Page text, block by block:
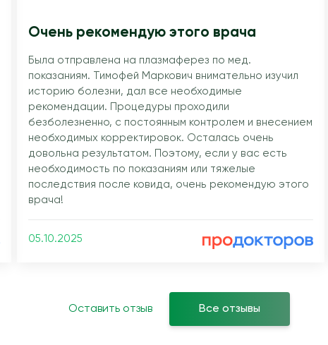
Очень рекомендую этого врача
Была отправлена на плазмаферез по мед.
показаниям. Тимофей Маркович внимательно изучил
историю болезни, дал все необходимые
рекомендации. Процедуры проходили
безболезненно, с постоянным контролем и внесением
необходимых корректировок. Осталась очень
довольна результатом. Поэтому, если у вас есть
необходимость по показаниям или тяжелые
последствия после ковида, очень рекомендую этого
врача!
05.10.2025
Оставить отзыв Все отзывы